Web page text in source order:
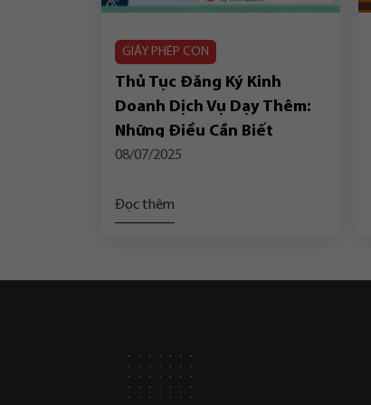
GIẤY PHÉP CON
Thủ Tục Đăng Ký Kinh
Doanh Dịch Vụ Dạy Thêm:
Những Điều Cần Biết
08/07/2025
Đọc thêm